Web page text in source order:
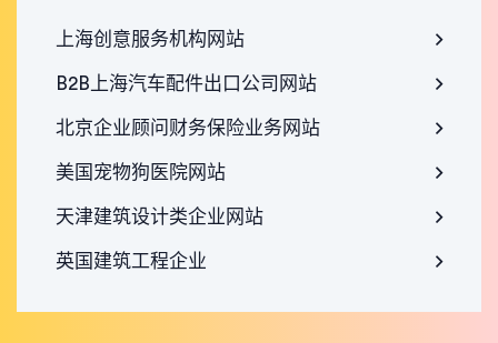
上海创意服务机构网站
B2B上海汽车配件出口公司网站
北京企业顾问财务保险业务网站
美国宠物狗医院网站
天津建筑设计类企业网站
英国建筑工程企业